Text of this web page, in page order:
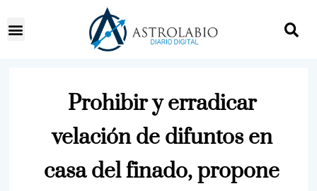
Prohibir y erradicar
velación de difuntos en
casa del finado, propone